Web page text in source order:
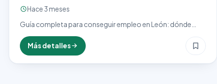
Hace 3 meses
Guía completa para conseguir empleo en León: dónde
buscar vacantes, proceso de selección, requisitos y
consejos prácticos.
Más detalles